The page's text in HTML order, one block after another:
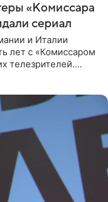
«Комиссара
сериал
и Италии
лет с «Комиссаром
телезрителей.